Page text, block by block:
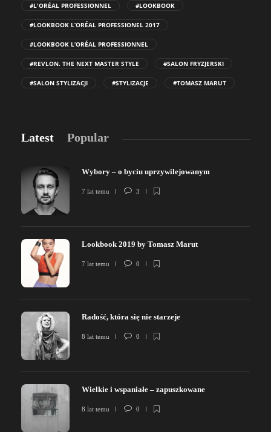
#L'ORÉAL PROFESSIONNEL #LOOKBOOK
#LOOKBOOK L’ORÉAL PROFESSIONEL 2017
#LOOKBOOK L’ORÉAL PROFESSIONNEL
#REVLON. THE NEXT MASTER STYLE #SALON FRYZJERSKI
#SALON STYLIZACJI #STYLIZACJE #TOMASZ MARUT
Latest Popular
Wybory – o byciu uprzywilejowanym
7 lat temu 3
Lookbook 2019 by Tomasz Marut
7 lat temu 0
Radość, która się nie starzeje
8 lat temu 0
Wielkie i wspaniałe – zapuszkowane
8 lat temu 0